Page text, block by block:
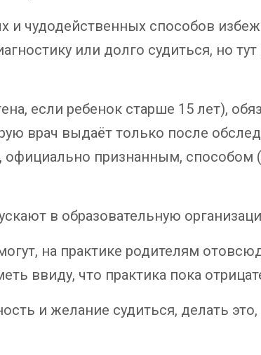
чудодейственных способов
или долго судиться, но
если ребенок старше 15 лет),
врач выдаёт только после
признанным, способом
в образовательную
на практике родителям
ввиду, что практика пока
и желание судиться, делать